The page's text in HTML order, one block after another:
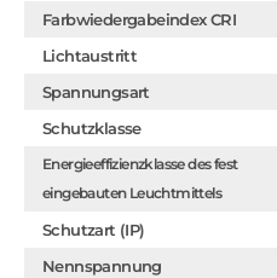
Farbwiedergabeindex CRI
Lichtaustritt
Spannungsart
Schutzklasse
Energieeffizienzklasse des fest
eingebauten Leuchtmittels
Schutzart (IP)
Nennspannung